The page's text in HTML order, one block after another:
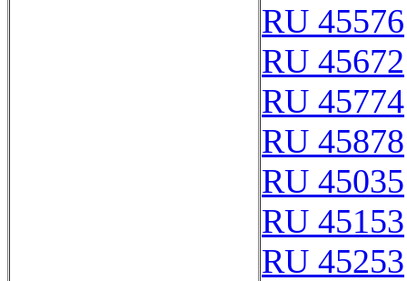
RU 45576
RU 45672
RU 45774
RU 45878
RU 45035
RU 45153
RU 45253